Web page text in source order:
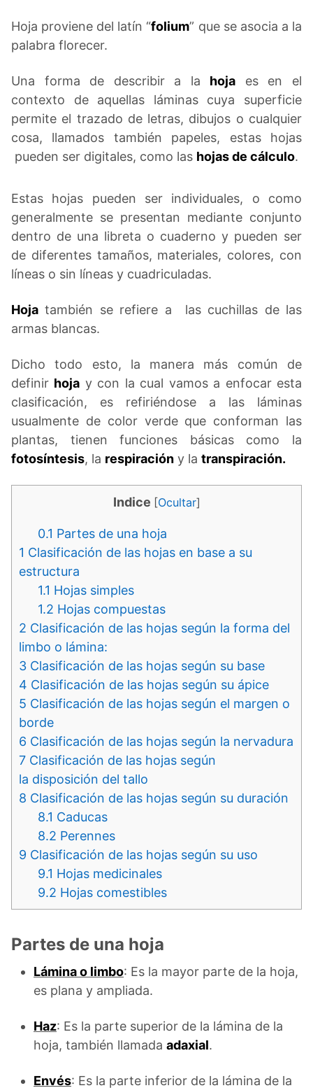
Hoja proviene del latín “folium” que se asocia a la
palabra florecer.
Una forma de describir a la hoja es en el
contexto de aquellas láminas cuya superficie
permite el trazado de letras, dibujos o cualquier
cosa, llamados también papeles, estas hojas
pueden ser digitales, como las hojas de cálculo.
Estas hojas pueden ser individuales, o como
generalmente se presentan mediante conjunto
dentro de una libreta o cuaderno y pueden ser
de diferentes tamaños, materiales, colores, con
líneas o sin líneas y cuadriculadas.
Hoja también se refiere a las cuchillas de las
armas blancas.
Dicho todo esto, la manera más común de
definir hoja y con la cual vamos a enfocar esta
clasificación, es refiriéndose a las láminas
usualmente de color verde que conforman las
plantas, tienen funciones básicas como la
fotosíntesis, la respiración y la transpiración.
Indice [Ocultar]
0.1 Partes de una hoja
1 Clasificación de las hojas en base a su
estructura
1.1 Hojas simples
1.2 Hojas compuestas
2 Clasificación de las hojas según la forma del
limbo o lámina:
3 Clasificación de las hojas según su base
4 Clasificación de las hojas según su ápice
5 Clasificación de las hojas según el margen o
borde
6 Clasificación de las hojas según la nervadura
7 Clasificación de las hojas según
la disposición del tallo
8 Clasificación de las hojas según su duración
8.1 Caducas
8.2 Perennes
9 Clasificación de las hojas según su uso
9.1 Hojas medicinales
9.2 Hojas comestibles
Partes de una hoja
Lámina o limbo: Es la mayor parte de la hoja,
es plana y ampliada.
Haz: Es la parte superior de la lámina de la
hoja, también llamada adaxial.
Envés: Es la parte inferior de la lámina de la